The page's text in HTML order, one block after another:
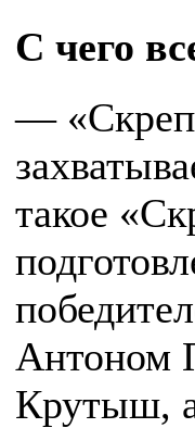
С чего
—
такое
Антоном
Крутыш,